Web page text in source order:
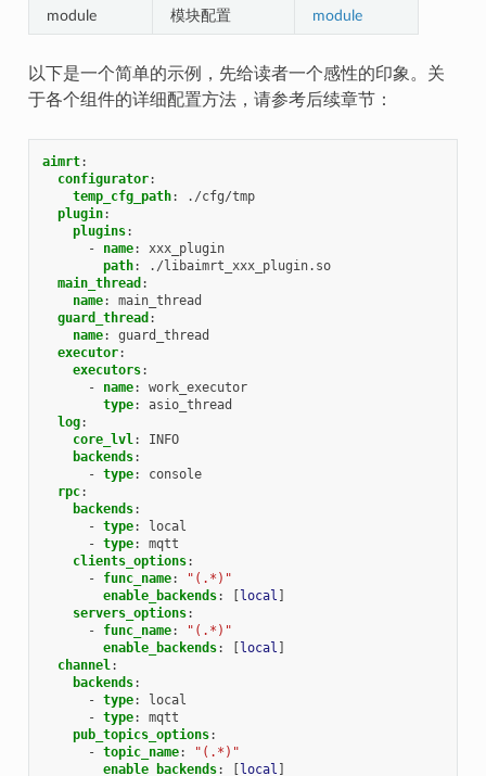
module 模块配置 module
以下是一个简单的示例，先给读者一个感性的印象。关
于各个组件的详细配置方法，请参考后续章节：
aimrt:
configurator:
temp_cfg_path:
./cfg/tmp
plugin:
plugins:
-
name:
xxx_plugin
path:
./libaimrt_xxx_plugin.so
main_thread :
name:
main_thread
guard_thread :
name:
guard_thread
executor:
executors:
-
name:
work_executor
type:
asio_thread
log:
core_lvl:
INFO
backends:
- type:
console
rpc:
backends:
- type:
local
- type:
mqtt
clients_options:
-
func_name:
"(.*)"
enable_backends: [local ]
servers_options:
-
func_name:
"(.*)"
enable_backends: [local ]
channel:
backends:
- type:
local
- type:
mqtt
pub_topics_options:
- topic_name:
"(.*)"
enable_backends: [local ]